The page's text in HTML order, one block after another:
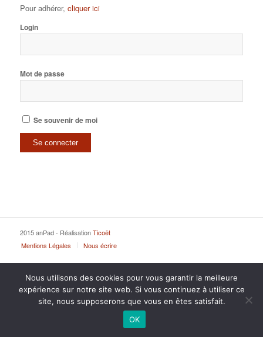
Pour adhérer, cliquer ici
Login
Mot de passe
Se souvenir de moi
2015 anPad - RéalisationTicoët
Mentions Légales
Nous écrire
Nous utilisons des cookies pour vous garantir la meilleure
expérience sur notre site web. Si vous continuez à utiliser ce
site, nous supposerons que vous en êtes satisfait.
OK